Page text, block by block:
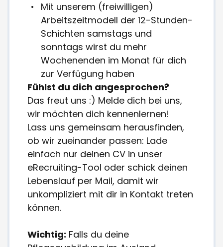
Mit unserem (freiwilligen)
Arbeitszeitmodell der 12-Stunden-
Schichten samstags und
sonntags wirst du mehr
Wochenenden im Monat für dich
zur Verfügung haben
Fühlst du dich angesprochen?
Das freut uns :) Melde dich bei uns,
wir möchten dich kennenlernen!
Lass uns gemeinsam herausfinden,
ob wir zueinander passen: Lade
einfach nur deinen CV in unser
eRecruiting-Tool oder schick deinen
Lebenslauf per Mail, damit wir
unkompliziert mit dir in Kontakt treten
können.
Wichtig: Falls du deine